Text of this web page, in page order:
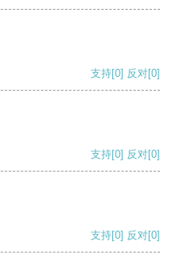
支持[0] 反对[0]
支持[0] 反对[0]
支持[0] 反对[0]